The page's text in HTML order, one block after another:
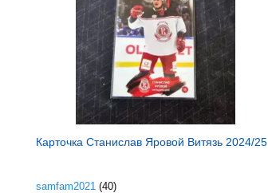
Карточка Станислав Яровой Витязь 2024/25
samfam2021 (40)